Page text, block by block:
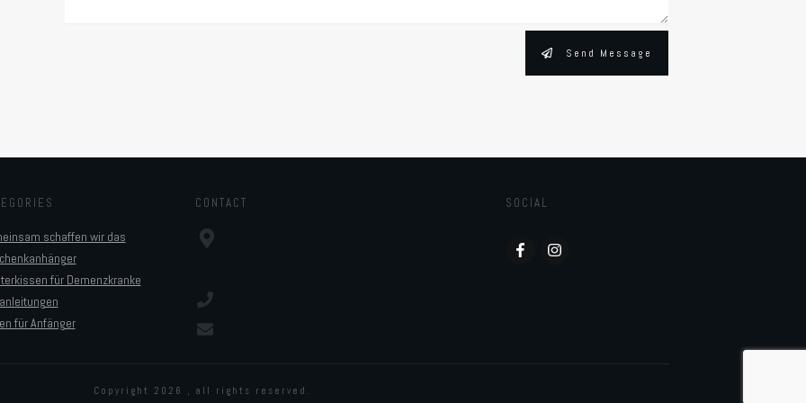
Send Message
schaffen wir das
für Demenzkranke
für Anfänger
CONTACT SOCIAL
Copyright 2026 , all rights reserved.